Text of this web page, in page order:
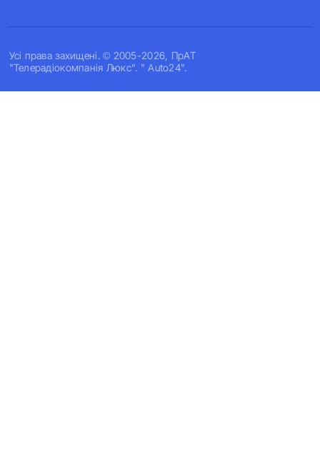
Усi права захищенi. © 2005-2026, ПрАТ
"Телерадіокомпанія Люкс". " Auto24".